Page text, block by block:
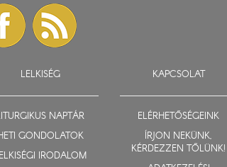
LELKISÉG
NAPTÁR
GONDOLATOK
IRODALOM
KAPCSOLAT
ELÉRHETŐSÉGEINK
ÍRJON NEKÜNK,
KÉRDEZZEN TŐLÜNK!